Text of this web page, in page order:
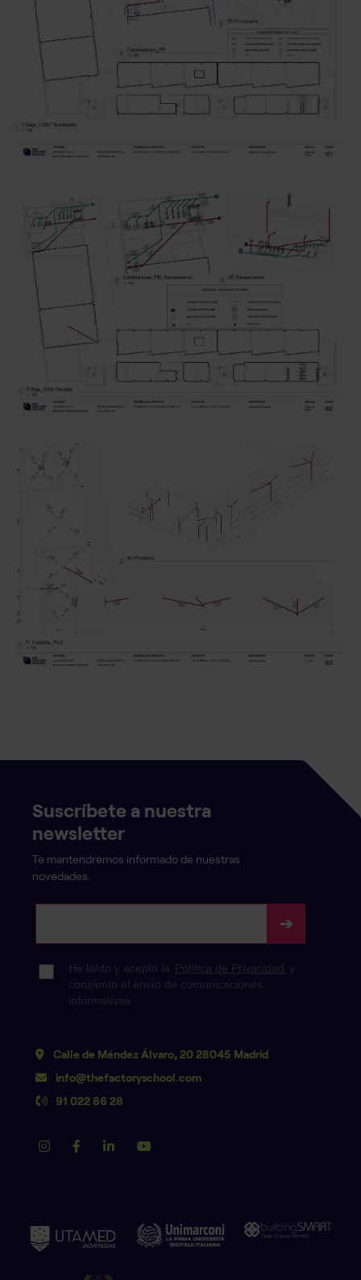
Suscríbete a nuestra
newsletter
Te mantendremos informado de nuestras
novedades.
Calle de Méndez Álvaro, 20 28045 Madrid
info@thefactoryschool.com
91 022 86 28